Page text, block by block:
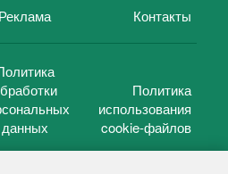
Реклама Контакты
данных
Политика
использования
cookie-файлов